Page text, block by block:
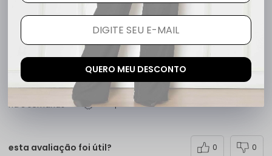
esta avaliação foi útil?
Vera L.
há 3 semanas comprador verificado
esta avaliação foi útil? 0 0
QUERO MEU DESCONTO